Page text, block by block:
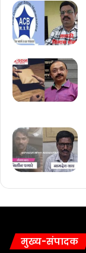
मुख्य-संपादक